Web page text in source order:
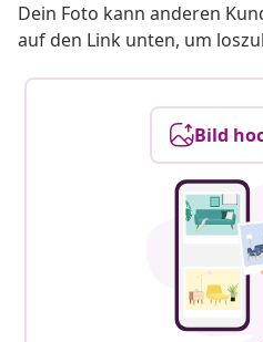
Dein Foto kann anderen
auf den Link unten, um
Bild